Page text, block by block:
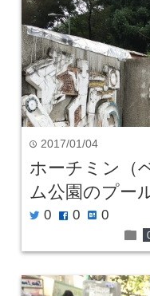
time 2017/01/04
ホーチミン（
ム公園のプー
twitter 0 facebook 0 hatenabookmark 0
folder